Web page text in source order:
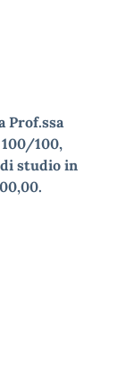
Prof.ssa
100,
studio in